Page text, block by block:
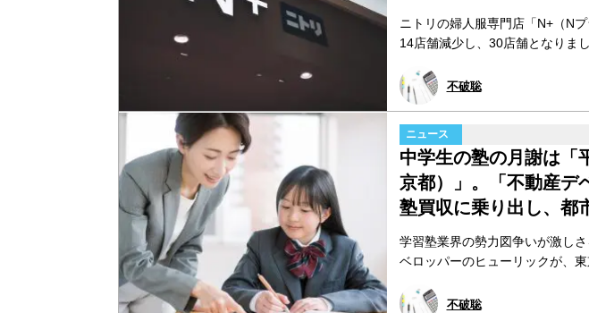
ニトリの婦人服専門店「N+（N
14店舗減少し、30店舗となりまし
不破聡
ニュース
中学生の塾の月謝は「
京都）」。「不動産デ
塾買収に乗り出し、都
学習塾業界の勢力図争いが激し
ベロッパーのヒューリックが、東
不破聡